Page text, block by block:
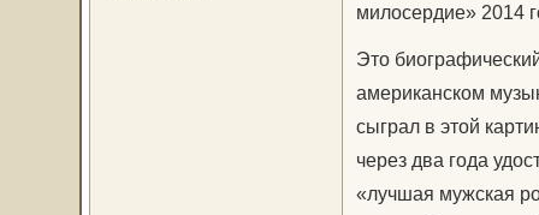
милосердие» 2014
Это
американском
сыграл в этой
через два года
«лучшая мужская